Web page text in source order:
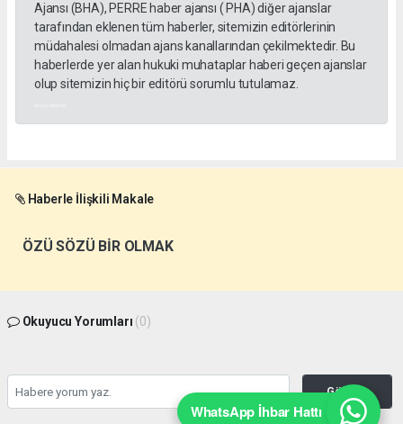
Ajansı (BHA), PERRE haber ajansı ( PHA) diğer ajanslar
tarafından eklenen tüm haberler, sitemizin editörlerinin
müdahalesi olmadan ajans kanallarından çekilmektedir. Bu
haberlerde yer alan hukuki muhataplar haberi geçen ajanslar
olup sitemizin hiç bir editörü sorumlu tutulamaz.
Haberle İlişkili Makale
ÖZÜ SÖZÜ BİR OLMAK
Okuyucu Yorumları (0)
Gönder
WhatsApp İhbar Hattı